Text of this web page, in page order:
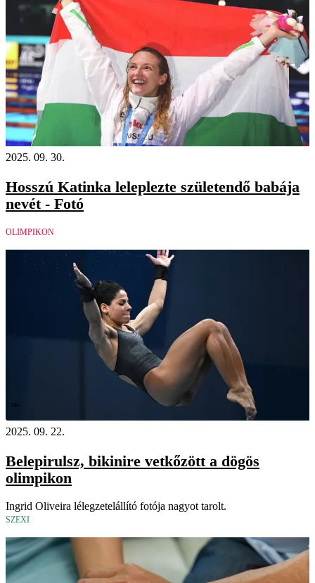
2025. 09. 30.
Hosszú Katinka leleplezte születendő babája
nevét - Fotó
OLIMPIKON
18+
2025. 09. 22.
Belepirulsz, bikinire vetkőzött a dögös
olimpikon
Ingrid Oliveira lélegzetelállító fotója nagyot tarolt.
SZEXI